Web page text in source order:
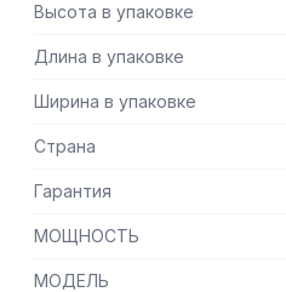
— Варочная поверхность из
дезинфицируется в
требованиями
— 5 уровней мощности
Высота в упаковке
Длина в упаковке
Ширина в упаковке
Страна
Гарантия
МОЩНОСТЬ
МОДЕЛЬ